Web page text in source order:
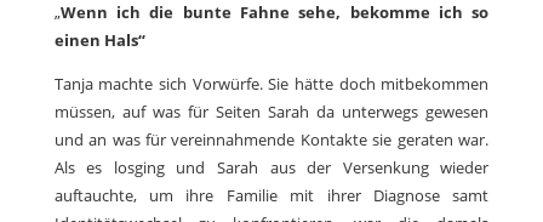
„Wenn ich die bunte Fahne sehe, bekomme ich so
einen Hals“
Tanja machte sich Vorwürfe. Sie hätte doch mitbekommen
müssen, auf was für Seiten Sarah da unterwegs gewesen
und an was für vereinnahmende Kontakte sie geraten war.
Als es losging und Sarah aus der Versenkung wieder
auftauchte, um ihre Familie mit ihrer Diagnose samt